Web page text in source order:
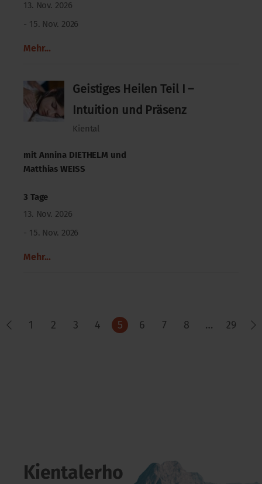
13. Nov. 2026
- 15. Nov. 2026
Mehr...
Geistiges Heilen Teil I –
Intuition und Präsenz
Kiental
mit Annina DIETHELM und
Matthias WEISS
3 Tage
13. Nov. 2026
- 15. Nov. 2026
Mehr...
1 2 3 4 5 6 7 8 … 29
Kientalerho